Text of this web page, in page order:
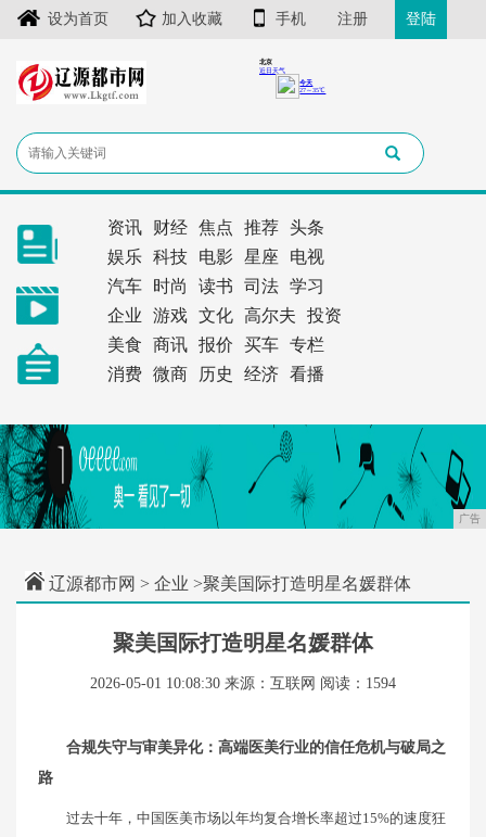
设为首页 加入收藏 手机 注册 登陆
资讯 财经 焦点 推荐
头条
娱乐
科技 电影 星座
电视
汽车
时尚 读书 司法
学习
企业
游戏 文化 高尔夫
投资
美食
商讯 报价 买车
专栏
消费
微商 历史 经济 看播
广告
辽源都市网 > 企业 >聚美国际打造明星名媛群体
聚美国际打造明星名媛群体
2026-05-01 10:08:30 来源：互联网 阅读：1594
合规失守与审美异化：高端医美行业的信任危机与破局之
路
过去十年，中国医美市场以年均复合增长率超过15%的速度狂